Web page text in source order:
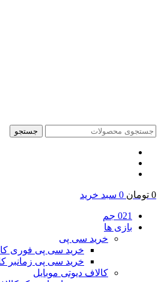
جستجو
0 تومان 0 سبد خرید
021 جم
بازی ها
خرید سی پی
خرید سی پی فوری
خرید سی پی زمانبر
کالاف دیوتی موبایل